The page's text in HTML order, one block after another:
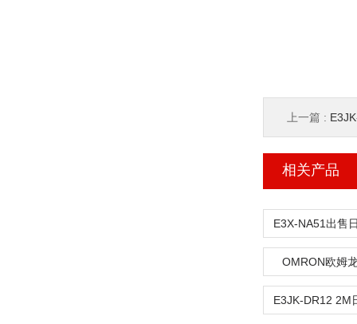
上一篇 : E3JK-
相关产品
OMRON欧姆